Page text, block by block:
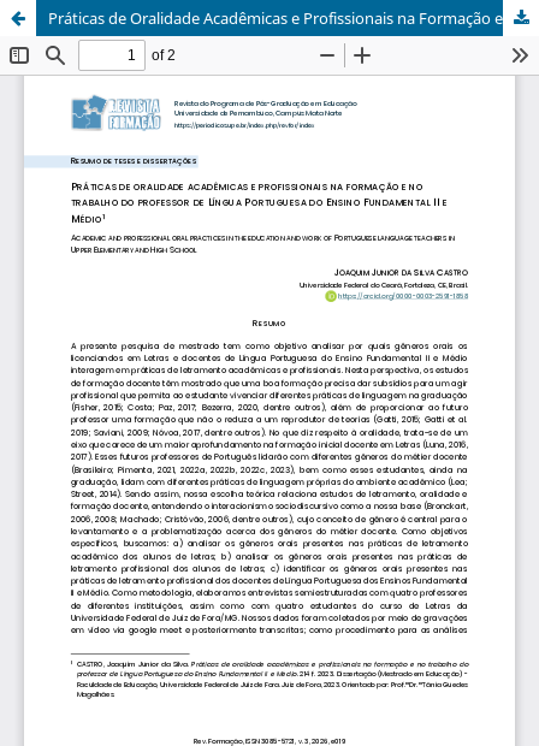
Práticas de Oralidade Acadêmicas e Profissionais na Formação e no Trabalho do Professor de Língua Portuguesa do Ensino Fundamental II e Médio